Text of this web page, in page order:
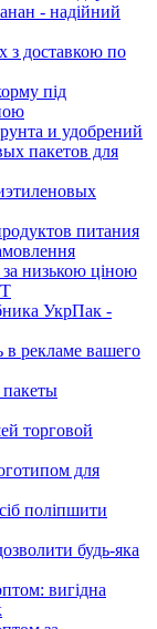
- надійний
з доставкою по
під
и удобрений
пакетов для
питания
за низькою ціною
УкрПак -
рекламе вашего
торговой
для
поліпшити
будь-яка
вигідна